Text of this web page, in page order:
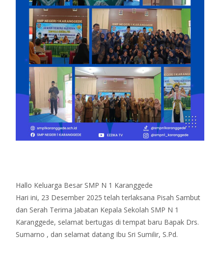
Hallo Keluarga Besar SMP N 1 Karanggede
Hari ini, 23 Desember 2025 telah terlaksana Pisah Sambut
dan Serah Terima Jabatan Kepala Sekolah SMP N 1
Karanggede, selamat bertugas di tempat baru Bapak Drs.
Sumarno , dan selamat datang Ibu Sri Sumilir, S.Pd.